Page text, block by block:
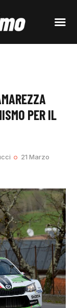
PER IL
21 Marzo